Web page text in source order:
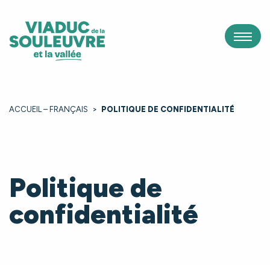
ACCUEIL – FRANÇAIS > POLITIQUE DE CONFIDENTIALITÉ
Politique de
confidentialité